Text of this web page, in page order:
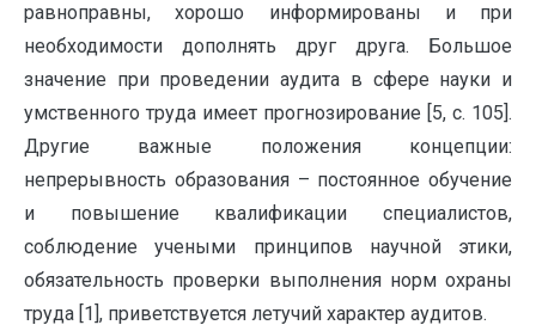
равноправны, хорошо информированы и при
необходимости дополнять друг друга. Большое
значение при проведении аудита в сфере науки и
умственного труда имеет прогнозирование [5, с. 105].
Другие важные положения концепции:
непрерывность образования – постоянное обучение
и повышение квалификации специалистов,
соблюдение учеными принципов научной этики,
обязательность проверки выполнения норм охраны
труда [1], приветствуется летучий характер аудитов.